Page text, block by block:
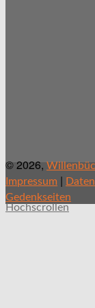
© 2026,
Impressum |
Gedenkseiten
Hochscrollen